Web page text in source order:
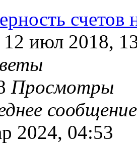
счетов
12 июл 2018,
Просмотры
2024, 04:53